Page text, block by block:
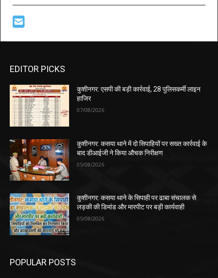
EDITOR PICKS
कुशीनगर: एसपी की बड़ी कार्रवाई, 28 पुलिसकर्मी लाइन
हाजिर
07/08/2026
कुशीनगर: कसया थाने में दो सिपाहियों पर सख्त कार्रवाई के
बाद डीआईजी ने किया औचक निरीक्षण
05/08/2026
कुशीनगर: कसया थाने के सिपाही पर ढाबा संचालक से
लड़की की डिमांड और मारपीट पर बड़ी कार्यवाही
05/08/2026
POPULAR POSTS